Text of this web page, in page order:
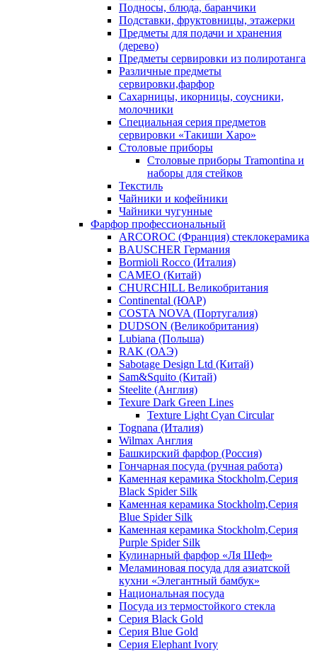
Подносы, блюда, баранчики
Подставки, фруктовницы, этажерки
Предметы для подачи и хранения
(дерево)
Предметы сервировки из полиротанга
Различные предметы
сервировки,фарфор
Сахарницы, икорницы, соусники,
молочники
Специальная серия предметов
сервировки «Такиши Харо»
Столовые приборы
Столовые приборы Trаmоntina и
наборы для стейков
Текстиль
Чайники и кофейники
Чайники чугунные
Фарфор профессиональный
ARCOROC (Франция) стеклокерамика
BAUSCHER Германия
Bormioli Rocco (Италия)
CAMEO (Китай)
CHURCHILL Великобритания
Continental (ЮАР)
COSTA NOVA (Португалия)
DUDSON (Великобритания)
Lubiana (Польша)
RAK (ОАЭ)
Sabotage Design Ltd (Китай)
Sam&Squito (Китай)
Steelite (Англия)
Texure Dark Green Lines
Texture Light Cyan Circular
Tognana (Италия)
Wilmax Англия
Башкирский фарфор (Россия)
Гончарная посуда (ручная работа)
Каменная керамика Stockholm,Серия
Black Spider Silk
Каменная керамика Stockholm,Серия
Blue Spider Silk
Каменная керамика Stockholm,Серия
Purple Spider Silk
Кулинарный фарфор «Ля Шеф»
Меламиновая посуда для азиатской
кухни «Элегантный бамбук»
Национальная посуда
Посуда из термостойкого стекла
Серия Black Gold
Серия Blue Gold
Серия Elephant Ivory